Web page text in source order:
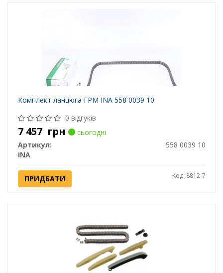
Комплект ланцюга ГРМ INA 558 0039 10
0 відгуків
7 457 грн
сьогодні
Артикул:
558 0039 10
INA
ПРИДБАТИ Код: 8812-7